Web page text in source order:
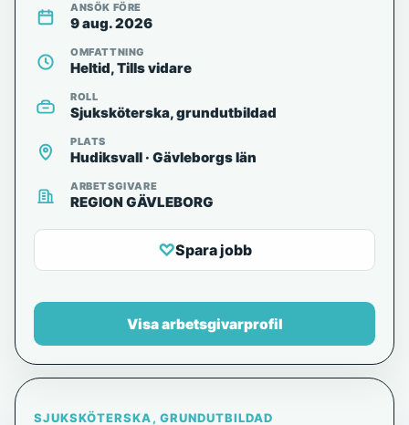
SJUKSKÖTERSKA, GRUNDUTBILDAD
ANSÖK FÖRE
9 aug. 2026
OMFATTNING
Heltid, Tills vidare
ROLL
Sjuksköterska, grundutbildad
PLATS
Hudiksvall · Gävleborgs län
ARBETSGIVARE
REGION GÄVLEBORG
♡Spara jobb
Visa arbetsgivarprofil